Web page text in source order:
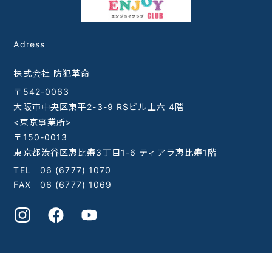
Adress
株式会社 防犯革命
〒542-0063
大阪市中央区東平2-3-9 RSビル上六 4階
<東京事業所>
〒150-0013
東京都渋谷区恵比寿3丁目1-6 ティアラ恵比寿1階
TEL 06 (6777) 1070
FAX 06 (6777) 1069